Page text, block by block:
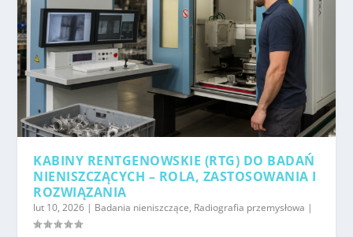
KABINY RENTGENOWSKIE (RTG) DO BADAŃ
NIENISZCZĄCYCH – ROLA, ZASTOSOWANIA I
ROZWIĄZANIA
lut 10, 2026 | Badania nieniszczące, Radiografia przemysłowa |